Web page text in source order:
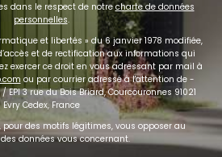
dans le respect de notre charte de données
personnelles.
et libertés » du 6 janvier 1978 modifiée,
et de rectification aux informations qui
exercer ce droit en vous adressant par mail à
ou par courrier adressé à l'attention de -
EPI 3 rue du Bois Briard, Courcouronnes 91021
Evry Cedex, France
pour des motifs légitimes, vous opposer au
données vous concernant.